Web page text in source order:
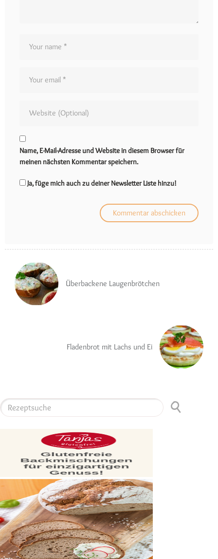
Name, E-Mail-Adresse und Website in diesem Browser für
meinen nächsten Kommentar speichern.
Ja, füge mich auch zu deiner Newsletter Liste hinzu!
Überbackene Laugenbrötchen
Fladenbrot mit Lachs und Ei